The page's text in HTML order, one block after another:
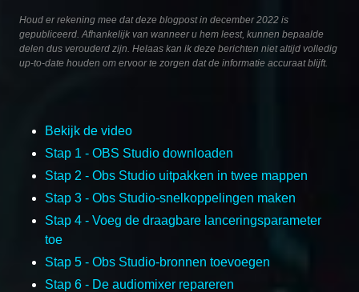
Houd er rekening mee dat deze blogpost in december 2022 is
gepubliceerd. Afhankelijk van wanneer u hem leest, kunnen bepaalde
delen dus verouderd zijn. Helaas kan ik deze berichten niet altijd volledig
up-to-date houden om ervoor te zorgen dat de informatie accuraat blijft.
Bekijk de video
Stap 1 - OBS Studio downloaden
Stap 2 - Obs Studio uitpakken in twee mappen
Stap 3 - Obs Studio-snelkoppelingen maken
Stap 4 - Voeg de draagbare lanceringsparameter
toe
Stap 5 - Obs Studio-bronnen toevoegen
Stap 6 - De audiomixer repareren